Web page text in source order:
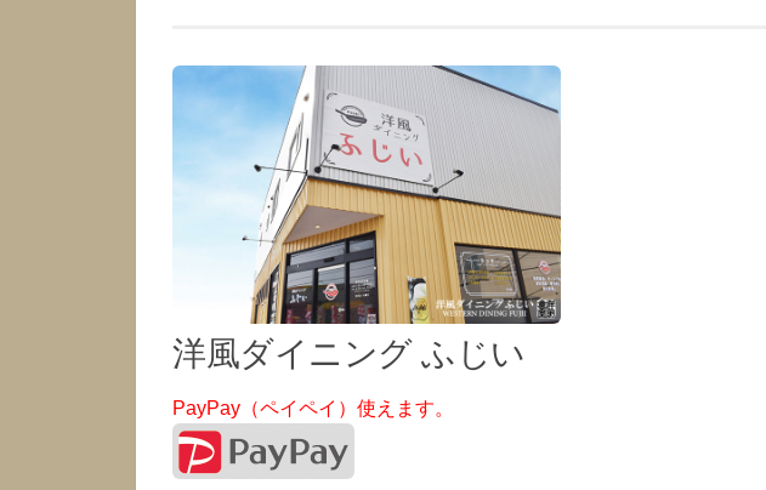
洋風ダイニング ふじい
PayPay（ペイペイ）使えます。